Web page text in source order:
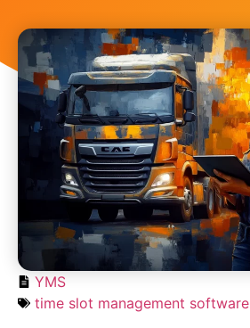
YMS
time slot management software